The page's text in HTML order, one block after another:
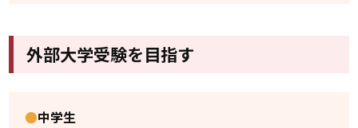
外部大学受験を目指す
●中学生